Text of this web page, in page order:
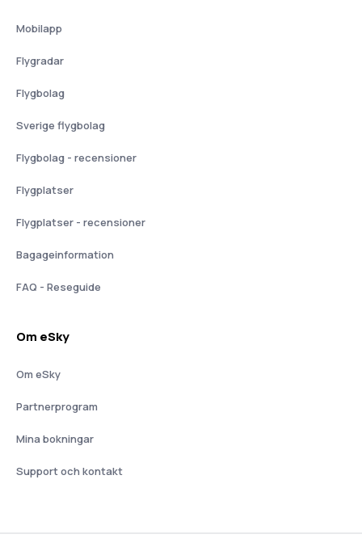
Mobilapp
Flygradar
Flygbolag
Sverige flygbolag
Flygbolag - recensioner
Flygplatser
Flygplatser - recensioner
Bagageinformation
FAQ - Reseguide
Om eSky
Om eSky
Partnerprogram
Mina bokningar
Support och kontakt